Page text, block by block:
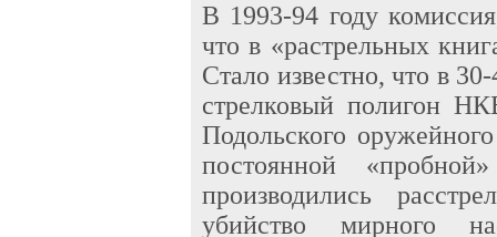
В 1993-94 году
что в «растрельных
Стало известно, что в
стрелковый полигон
Подольского
постоянной
производились
убийство мирного